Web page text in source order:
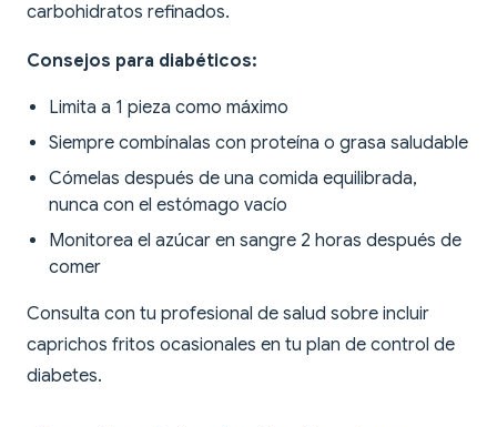
carbohidratos refinados.
Consejos para diabéticos:
Limita a 1 pieza como máximo
Siempre combínalas con proteína o grasa saludable
Cómelas después de una comida equilibrada,
nunca con el estómago vacío
Monitorea el azúcar en sangre 2 horas después de
comer
Consulta con tu profesional de salud sobre incluir
caprichos fritos ocasionales en tu plan de control de
diabetes.